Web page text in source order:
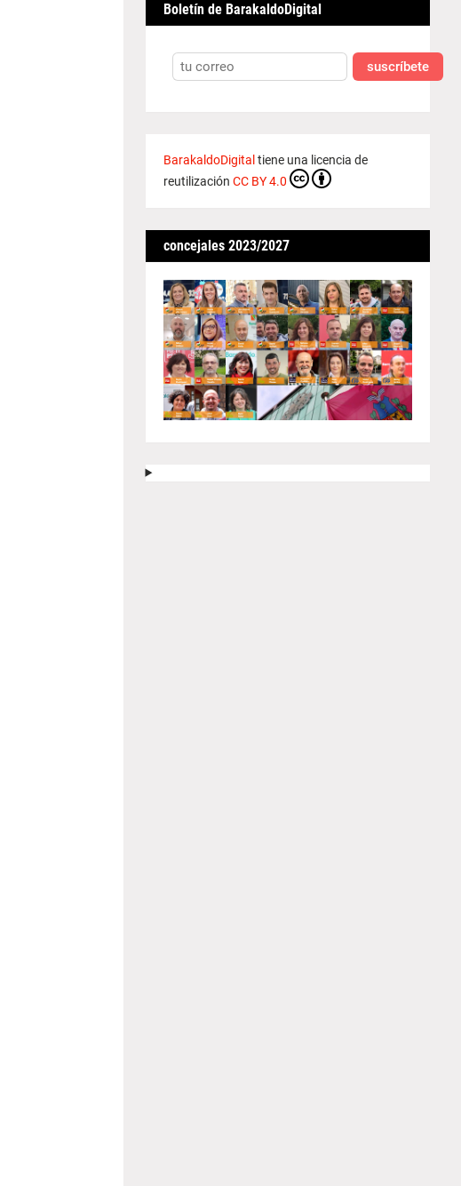
Boletín de BarakaldoDigital
suscríbete
BarakaldoDigital tiene una licencia de
reutilización CC BY 4.0
concejales 2023/2027